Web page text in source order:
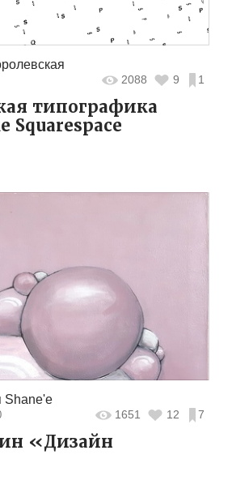
2088 9 1
типографика
Squarespace
Shane'e
1651 12 7
«Дизайн